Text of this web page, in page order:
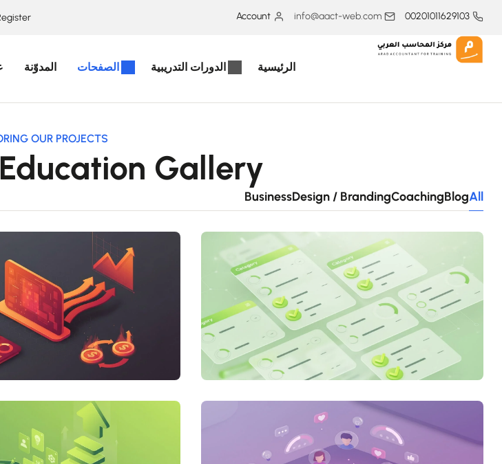
00201011629103
info@aact-web.com
Account
الرئيسية الدورات التدريبية الصفحات المدوّنة
OUR PROJECTS
Gallery
All
Blog
Coaching
Design / Branding
Business